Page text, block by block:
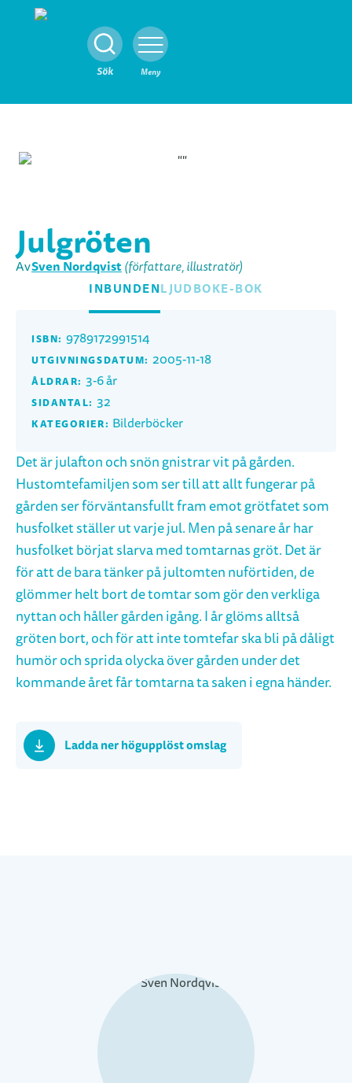
Sök
Stäng Meny
Julgröten
AvSven Nordqvist(författare, illustratör)
INBUNDENLJUDBOKE-BOK
ISBN: 9789172991514
UTGIVNINGSDATUM: 2005-11-18
ÅLDRAR: 3-6 år
SIDANTAL: 32
KATEGORIER: Bilderböcker
Det är julafton och snön gnistrar vit på gården.
Hustomtefamiljen som ser till att allt fungerar på
gården ser förväntansfullt fram emot grötfatet som
husfolket ställer ut varje jul. Men på senare år har
husfolket börjat slarva med tomtarnas gröt. Det är
för att de bara tänker på jultomten nuförtiden, de
glömmer helt bort de tomtar som gör den verkliga
nyttan och håller gården igång. I år glöms alltså
gröten bort, och för att inte tomtefar ska bli på dåligt
humör och sprida olycka över gården under det
kommande året får tomtarna ta saken i egna händer.
Ladda ner högupplöst omslag